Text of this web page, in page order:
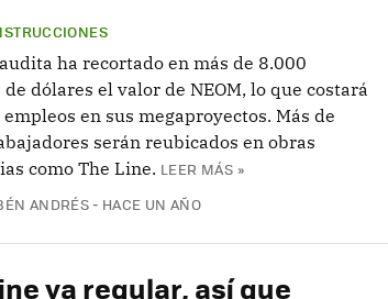
ha recortado en más de 8.000
dólares el valor de NEOM, lo que costará
en sus megaproyectos. Más de
serán reubicados en obras
como The Line. LEER MÁS »
ANDRÉS HACE UN AÑO
va regular, así que